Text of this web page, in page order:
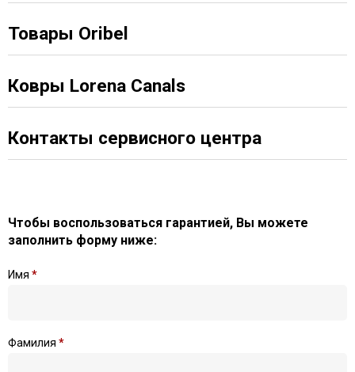
Товары Oribel
Ковры Lorena Canals
Контакты сервисного центра
Чтобы воспользоваться гарантией, Вы можете
заполнить форму ниже:
Имя *
Фамилия *